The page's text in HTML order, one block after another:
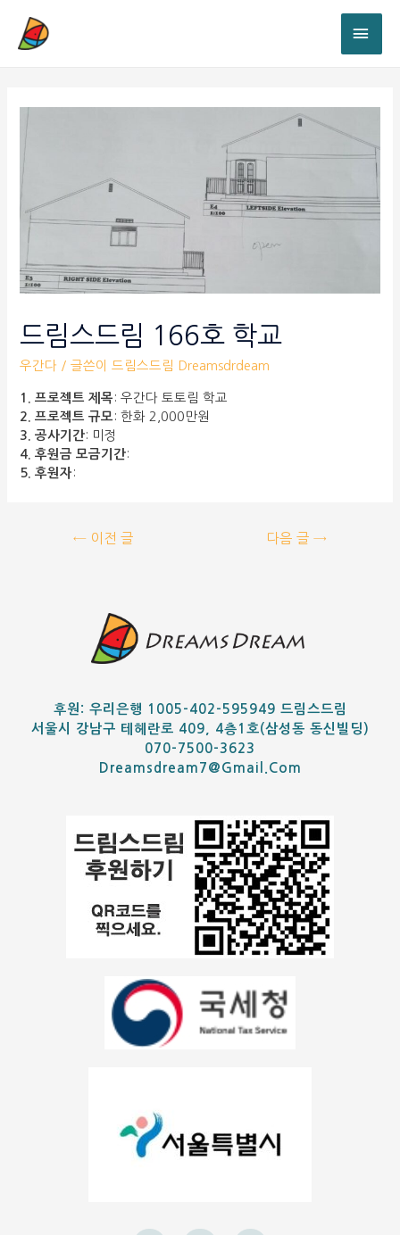
드림스드림 166호 학교
우간다 / 글쓴이드림스드림 Dreamsdrdeam
1. 프로젝트 제목 : 우간다 토토림 학교
2. 프로젝트 규모 : 한화 2,000만원
3. 공사기간: 미정
4. 후원금 모금기간:
5. 후원자 :
←이전 글 다음 글→
후원: 우리은행 1005-402-595949 드림스드림
서울시 강남구 테헤란로 409, 4층1호(삼성동 동신빌딩)
070-7500-3623
Dreamsdream7@gmail.com